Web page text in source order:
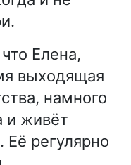
Елена,
выходящая
намного
и живёт
регулярно